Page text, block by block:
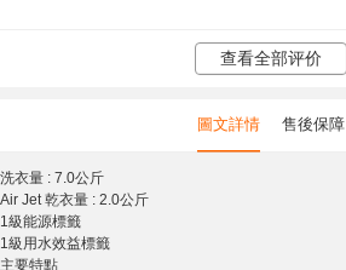
查看全部评价
圖文詳情 售後保障
洗衣量 : 7.0公斤
Air Jet 乾衣量 : 2.0公斤
1級能源標籤
1級用水效益標籤
主要特點